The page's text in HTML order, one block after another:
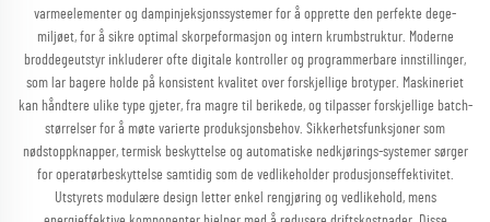
varmeelementer og dampinjeksjonssystemer for å opprette den perfekte dege-
miljøet, for å sikre optimal skorpeformasjon og intern krumbstruktur. Moderne
broddegeutstyr inkluderer ofte digitale kontroller og programmerbare innstillinger,
som lar bagere holde på konsistent kvalitet over forskjellige brotyper. Maskineriet
kan håndtere ulike type gjeter, fra magre til berikede, og tilpasser forskjellige batch-
størrelser for å møte varierte produksjonsbehov. Sikkerhetsfunksjoner som
nødstoppknapper, termisk beskyttelse og automatiske nedkjørings-systemer sørger
for operatørbeskyttelse samtidig som de vedlikeholder produsjonseffektivitet.
Utstyrets modulære design letter enkel rengjøring og vedlikehold, mens